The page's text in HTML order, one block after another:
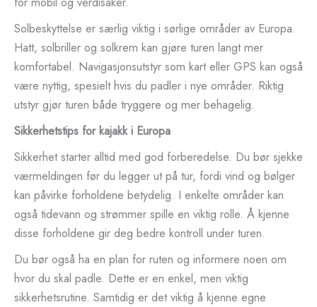
Solbeskyttelse er særlig viktig i sørlige områder av Europa.
Hatt, solbriller og solkrem kan gjøre turen langt mer
komfortabel. Navigasjonsutstyr som kart eller GPS kan også
være nyttig, spesielt hvis du padler i nye områder. Riktig
utstyr gjør turen både tryggere og mer behagelig.
Sikkerhetstips for kajakk i Europa
Sikkerhet starter alltid med god forberedelse. Du bør sjekke
værmeldingen før du legger ut på tur, fordi vind og bølger
kan påvirke forholdene betydelig. I enkelte områder kan
også tidevann og strømmer spille en viktig rolle. Å kjenne
disse forholdene gir deg bedre kontroll under turen.
Du bør også ha en plan for ruten og informere noen om
hvor du skal padle. Dette er en enkel, men viktig
sikkerhetsrutine. Samtidig er det viktig å kjenne egne